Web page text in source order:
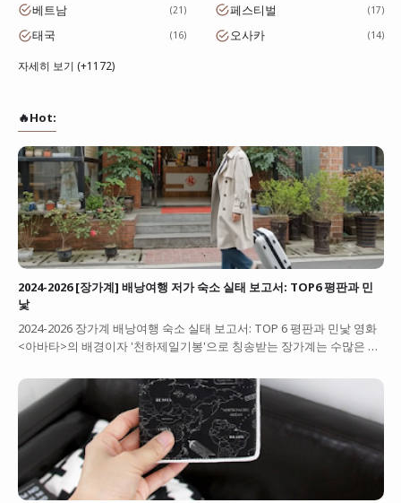
베트남 21 페스티벌 17
태국 16 오사카 14
자세히 보기 (+1172)
🔥Hot:
2024-2026 [장가계] 배낭여행 저가 숙소 실태 보고서: TOP6 평판과 민
낯
2024-2026 장가계 배낭여행 숙소 실태 보고서: TOP 6 평판과 민낯 영화
<아바타>의 배경이자 '천하제일기봉'으로 칭송받는 장가계는 수많은 …